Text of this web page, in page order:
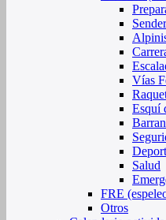
Vías
Esquí
Salud
FRE
Otros